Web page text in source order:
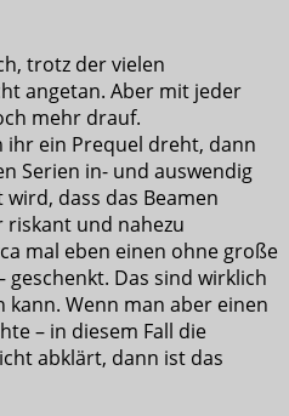
trotz der vielen
angetan. Aber mit jeder
mehr drauf.
ihr ein Prequel dreht, dann
Serien in- und auswendig
wird, dass das Beamen
riskant und nahezu
mal eben einen ohne große
Das sind wirklich
Wenn man aber einen
– in diesem Fall die
abklärt, dann ist das